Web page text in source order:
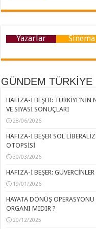
Yazarlar Sinema
GÜNDEM TÜRKİYE
HAFIZA-İ BEŞER: TÜRKİYE’NİN
VE SİYASİ SONUÇLARI
28/06/2026
HAFIZA-İ BEŞER SOL
OTOPSİSİ
30/03/2026
HAFIZA-İ BEŞER:
19/01/2026
HAYATA DÖNÜŞ
ORGANI MIDIR ?
20/12/2025